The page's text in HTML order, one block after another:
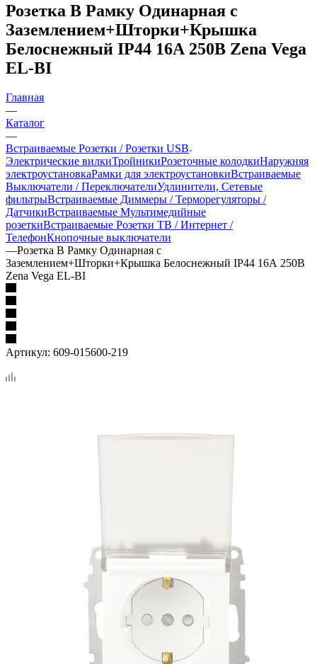
Розетка В Рамку Одинарная с
Заземлением+Шторки+Крышка
Белоснежный IP44 16А 250В Zena Vega
EL-BI
Главная
—
Каталог
—
Встраиваемые Розетки / Розетки USB
Электрические вилкиТройникиРозеточные колодкиНаружняя
электроустановкаРамки для электроустановкиВстраиваемые
Выключатели / ПереключателиУдлинители, Сетевые
фильтрыВстраиваемые Диммеры / Терморегуляторы /
ДатчикиВстраиваемые Мультимедийные
розеткиВстраиваемые Розетки ТВ / Интернет /
ТелефонКнопочные выключатели
—Розетка В Рамку Одинарная с
Заземлением+Шторки+Крышка Белоснежный IP44 16А 250В
Zena Vega EL-BI
Артикул: 609-015600-219